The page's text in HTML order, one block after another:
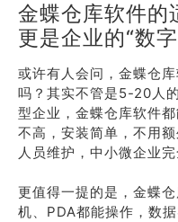
金蝶仓库软件的
更是企业的“数
或许有人会问，金蝶仓
吗？其实不管是5-20人
型企业，金蝶仓库软件
不高，安装简单，不用
人员维护，中小微企业完
更值得一提的是，金蝶
机、PDA都能操作，数